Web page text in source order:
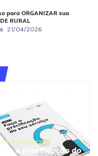
para ORGANIZAR sua
RURAL
21/04/2026
FINANCEIRA
Faça a precificação do